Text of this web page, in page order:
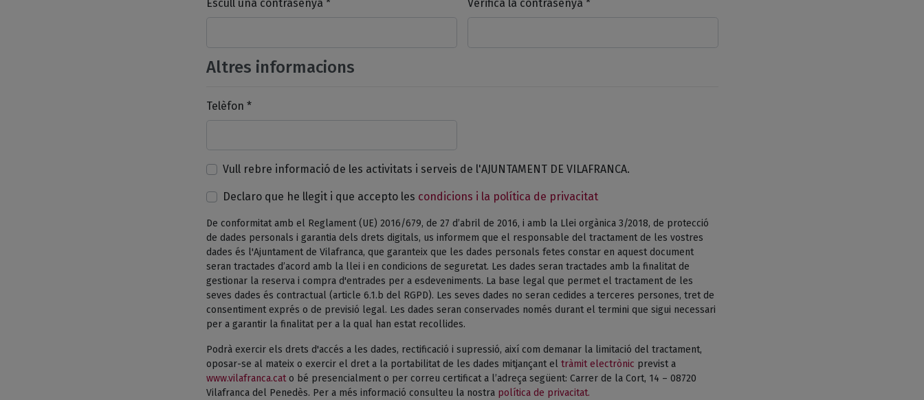
Escull una contrasenya * Verifica la contrasenya *
Altres informacions
Telèfon *
Vull rebre informació de les activitats i serveis de l'AJUNTAMENT DE VILAFRANCA.
Declaro que he llegit i que accepto les condicions i la política de privacitat
De conformitat amb el Reglament (UE) 2016/679, de 27 d’abril de 2016, i amb la Llei orgànica 3/2018, de protecció
de dades personals i garantia dels drets digitals, us informem que el responsable del tractament de les vostres
dades és l'Ajuntament de Vilafranca, que garanteix que les dades personals fetes constar en aquest document
seran tractades d’acord amb la llei i en condicions de seguretat. Les dades seran tractades amb la finalitat de
gestionar la reserva i compra d'entrades per a esdeveniments. La base legal que permet el tractament de les
seves dades és contractual (article 6.1.b del RGPD). Les seves dades no seran cedides a terceres persones, tret de
consentiment exprés o de previsió legal. Les dades seran conservades només durant el termini que sigui necessari
per a garantir la finalitat per a la qual han estat recollides.
Podrà exercir els drets d'accés a les dades, rectificació i supressió, així com demanar la limitació del tractament,
oposar-se al mateix o exercir el dret a la portabilitat de les dades mitjançant el tràmit electrònic previst a
www.vilafranca.cato bé presencialment o per correu certificat a l’adreça següent: Carrer de la Cort, 14 – 08720
Vilafranca del Penedès. Per a més informació consulteu la nostra política de privacitat.